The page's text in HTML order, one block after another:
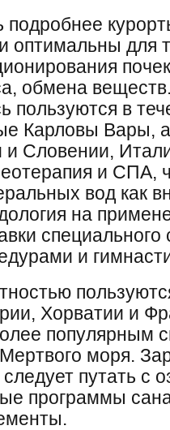
оптимальны для
обмена
пользуются в
Карловы Вары,
и Словении,
и СПА,
вод как
на
специального
и
Хорватии и
популярным
моря.
путать с
программы